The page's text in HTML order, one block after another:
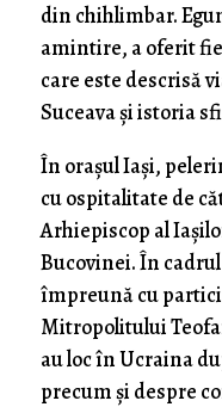
din chihlimbar.
amintire, a oferit
care este descrisă
Suceava și istoria
În orașul Iași,
cu ospitalitate de
Arhiepiscop al
Bucovinei. În
împreună cu
Mitropolitului
au loc în Ucraina
precum și despre